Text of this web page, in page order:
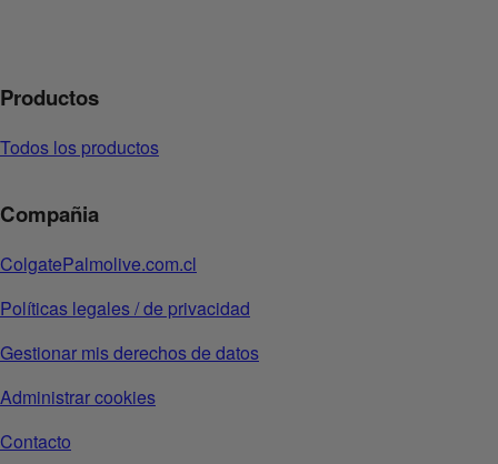
Productos
Todos los productos
Compañia
ColgatePalmolive.com.cl
Políticas legales / de privacidad
Gestionar mis derechos de datos
Administrar cookies
Contacto